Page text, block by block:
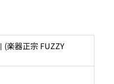
(楽器正宗 FUZZY